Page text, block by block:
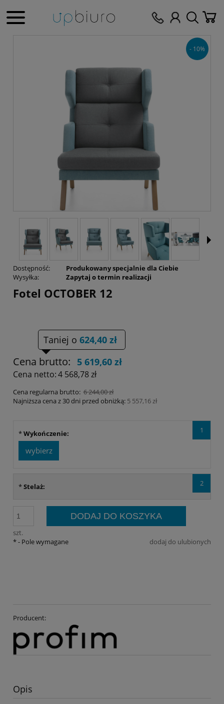
- 10%
Dostępność:
Produkowany specjalnie dla Ciebie
Wysyłka:
Zapytaj o termin realizacji
Fotel OCTOBER 12
Taniej o 624,40 zł
Cena brutto: 5 619,60 zł
Cena netto:4 568,78 zł
Cena regularna brutto: 6 244,00 zł
Najniższa cena z 30 dni przed obniżką: 5 557,16 zł
1
*Wykończenie:
wybierz
2
*Stelaż:
szt.
DODAJ DO KOSZYKA
dodaj do ulubionych
*- Pole wymagane
Producent:
Opis